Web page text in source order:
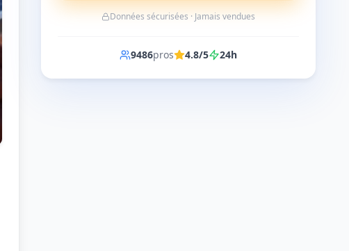
Données sécurisées · Jamais vendues
9486pros 4.8/5 24h